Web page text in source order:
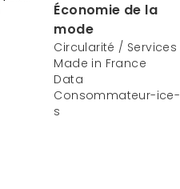
Économie de la
mode
Circularité / Services
Made in France
Data
Consommateur-ice-
s